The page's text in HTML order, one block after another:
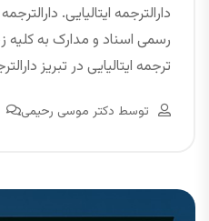
دارالترجمه ایتالیایی.
رسمی اسناد و مدارک به کلیه
ترجمه ایتالیایی در تبریز
توسط دکتر موسی رحیمی